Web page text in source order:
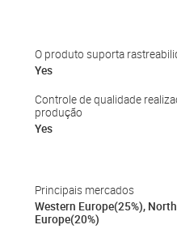
O produto suporta
Yes
Controle de qualidade
produção
Yes
Principais mercados
Western Europe(25%),
Europe(20%)